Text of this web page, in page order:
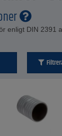
enligt DIN 2391